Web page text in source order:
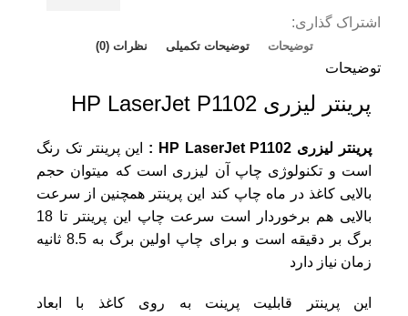
اشتراک گذاری:
توضیحات توضیحات تکمیلی نظرات (0)
توضیحات
پرینتر لیزری HP LaserJet P1102
پرینتر لیزری HP LaserJet P1102 :
این پرینتر تک رنگ
است و تکنولوژی چاپ آن لیزری است که میتوان حجم
بالایی کاغذ در ماه چاپ کند این پرینتر همچنین از سرعت
بالایی هم برخوردار است سرعت چاپ این پرینتر تا 18
برگ بر دقیقه است و برای چاپ اولین برگ به 8.5 ثانیه
زمان نیاز دارد
این پرینتر قابلیت پرینت به روی کاغذ با ابعاد